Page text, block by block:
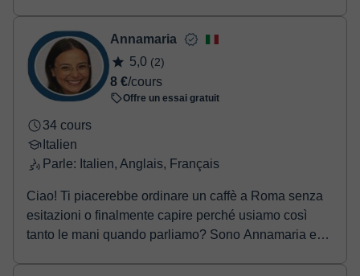
Annamaria
5,0 (2)
8 €/cours
Offre un essai gratuit
34 cours
Italien
Parle: Italien, Anglais, Français
Ciao! Ti piacerebbe ordinare un caffè a Roma senza
esitazioni o finalmente capire perché usiamo così
tanto le mani quando parliamo? Sono Annamaria e